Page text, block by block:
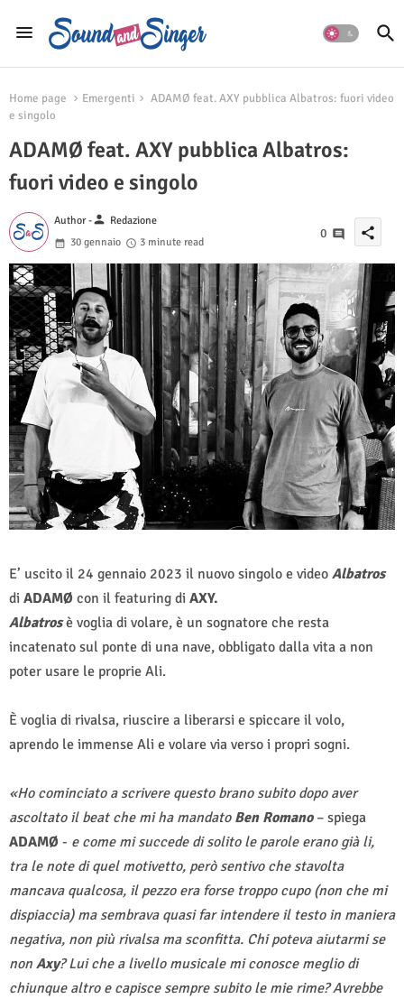
Home page Emergenti
ADAMØ feat. AXY pubblica Albatros: fuori video
e singolo
ADAMØ feat. AXY pubblica Albatros:
fuori video e singolo
Author -person Redazione
30 gennaio
3 minute read
0 share
E’ uscito il 24 gennaio 2023 il nuovo singolo e video Albatros
di ADAMØ con il featuring di AXY.
Albatrosè voglia di volare, è un sognatore che resta
incatenato sul ponte di una nave, obbligato dalla vita a non
poter usare le proprie Ali.
È voglia di rivalsa, riuscire a liberarsi e spiccare il volo,
aprendo le immense Ali e volare via verso i propri sogni.
«Ho cominciato a scrivere questo brano subito dopo aver
ascoltato il beat che mi ha mandato Ben Romano – spiega
ADAMØ - e come mi succede di solito le parole erano già li,
tra le note di quel motivetto, però sentivo che stavolta
mancava qualcosa, il pezzo era forse troppo cupo (non che mi
dispiaccia) ma sembrava quasi far intendere il testo in maniera
negativa, non più rivalsa ma sconfitta. Chi poteva aiutarmi se
non Axy? Lui che a livello musicale mi conosce meglio di
chiunque altro e capisce sempre subito le mie rime? Avrebbe